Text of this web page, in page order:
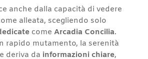
anche dalla capacità di vedere
alleata, scegliendo solo
come Arcadia Concilia.
rapido mutamento, la serenità
deriva da informazioni chiare,